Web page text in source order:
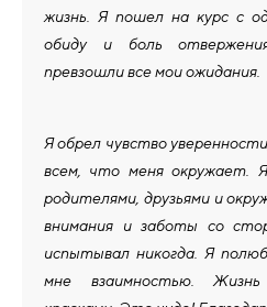
жизнь. Я пошел на курс с
обиду и боль
превзошли все мои ожидания.
Я обрел чувство
всем, что меня окружает.
родителями, друзьями и
внимания и заботы со
испытывал никогда. Я
мне взаимностью. Жизнь